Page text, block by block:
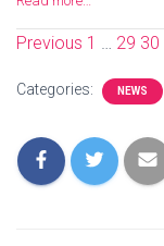
Navigation
Previous 1 … 29 30
Categories: NEWS